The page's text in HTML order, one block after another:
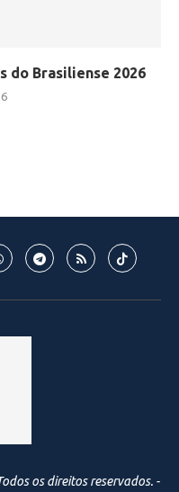
do Brasiliense 2026
os direitos reservados. -